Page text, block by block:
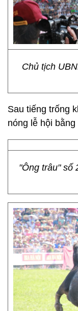
Chủ tịch
Sau tiếng trống
nóng lễ hội
"Ông trâu" số